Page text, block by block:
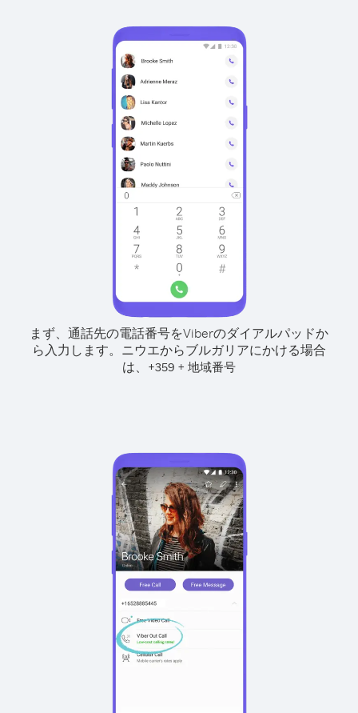
まず、通話先の電話番号をViberのダイアルパッドか
ら入力します。 ニウエからブルガリアにかける場合
は、 +359 + 地域番号